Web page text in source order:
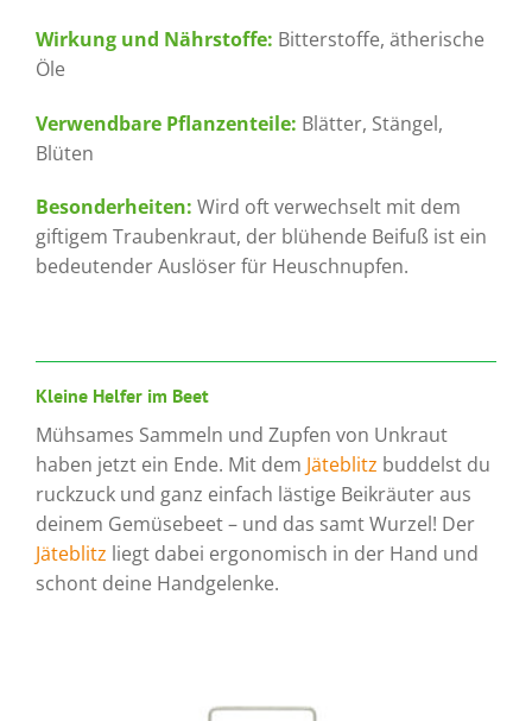
Wirkung und Nährstoffe: Bitterstoffe, ätherische
Öle
Verwendbare Pflanzenteile: Blätter, Stängel,
Blüten
Besonderheiten: Wird oft verwechselt mit dem
giftigem Traubenkraut, der blühende Beifuß ist ein
bedeutender Auslöser für Heuschnupfen.
Kleine Helfer im Beet
Mühsames Sammeln und Zupfen von Unkraut
haben jetzt ein Ende. Mit dem Jäteblitz buddelst du
ruckzuck und ganz einfach lästige Beikräuter aus
deinem Gemüsebeet – und das samt Wurzel! Der
Jäteblitz liegt dabei ergonomisch in der Hand und
schont deine Handgelenke.